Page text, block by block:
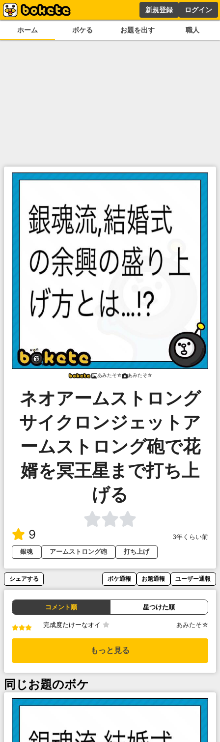
新規登録 ログイン
ホーム ボケる お題を出す 職人
あみたそ☆ あみたそ☆
ネオアームストロング
サイクロンジェットア
ームストロング砲で花
婿を冥王星まで打ち上
げる
9
3年くらい前
銀魂
アームストロング砲 打ち上げ
シェアする ボケ通報 お題通報 ユーザー通報
コメント順 星つけた順
完成度たけーなオイ あみたそ☆
もっと見る
同じお題のボケ